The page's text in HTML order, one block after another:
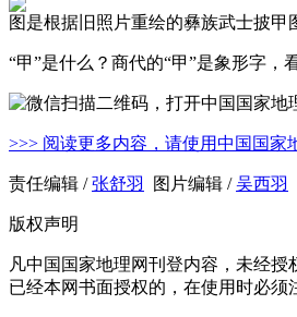
图是根据旧照片重绘的彝族武士披甲
“甲”是什么？商代的“甲”是象形字，
>>> 阅读更多内容，请使用中国国家
责任编辑 /张舒羽 图片编辑 /吴西羽
版权声明
凡中国国家地理网刊登内容，未经授
已经本网书面授权的，在使用时必须